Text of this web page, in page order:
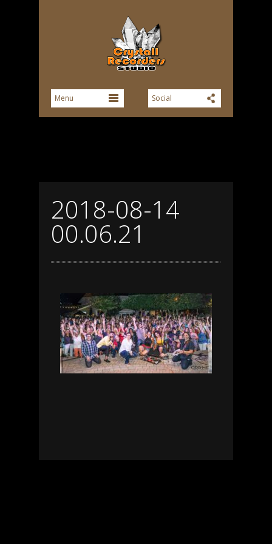
2018-08-14
00.06.21